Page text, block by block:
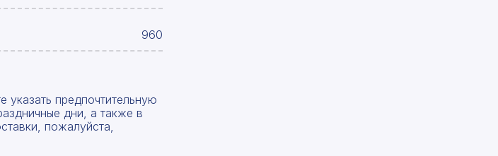
960
предпочтительную
дни, а также в
пожалуйста,